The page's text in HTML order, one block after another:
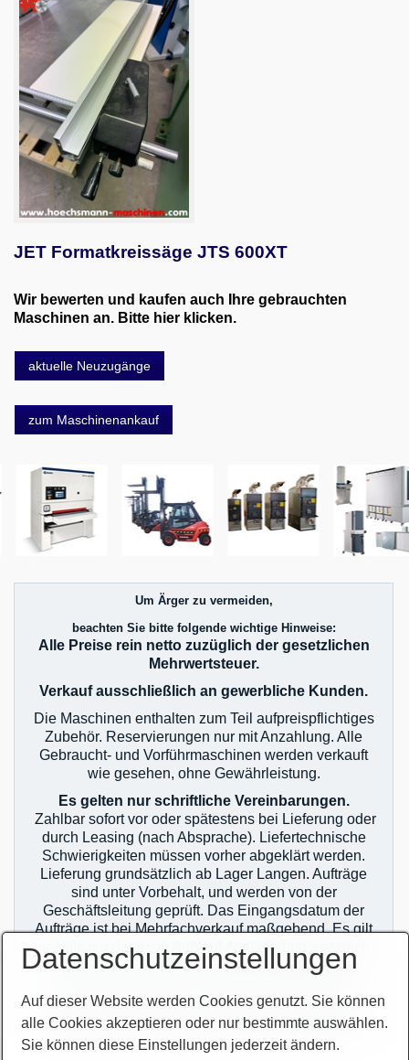
JET Formatkreissäge JTS 600XT
Wir bewerten und kaufen auch Ihre gebrauchten
Maschinen an. Bitte hier klicken.
aktuelle Neuzugänge
zum Maschinenankauf
Um Ärger zu vermeiden,
beachten Sie bitte folgende wichtige Hinweise:
Alle Preise rein netto zuzüglich der gesetzlichen
Mehrwertsteuer.
Verkauf ausschließlich an gewerbliche Kunden.
Die Maschinen enthalten zum Teil aufpreispflichtiges
Zubehör. Reservierungen nur mit Anzahlung. Alle
Gebraucht- und Vorführmaschinen werden verkauft
wie gesehen, ohne Gewährleistung.
Es gelten nur schriftliche Vereinbarungen.
Zahlbar sofort vor oder spätestens bei Lieferung oder
durch Leasing (nach Absprache). Liefertechnische
Schwierigkeiten müssen vorher abgeklärt werden.
Lieferung grundsätzlich ab Lager Langen. Aufträge
sind unter Vorbehalt, und werden von der
Geschäftsleitung geprüft. Das Eingangsdatum der
Aufträge ist bei Mehrfachverkauf maßgebend. Es gilt
jeweils nur der erste Auftrag! Auslieferung erst nach
zahlungstechnischer Klärung! Im Übrigen gelten
Sie finden unsere AGB`s auf unserer Homepage im
Netz oder auf unseren Auftragsbestätigungen.
Datenschutzeinstellungen
Auf dieser Website werden Cookies genutzt. Sie können
alle Cookies akzeptieren oder nur bestimmte auswählen.
Sie können diese Einstellungen jederzeit ändern.